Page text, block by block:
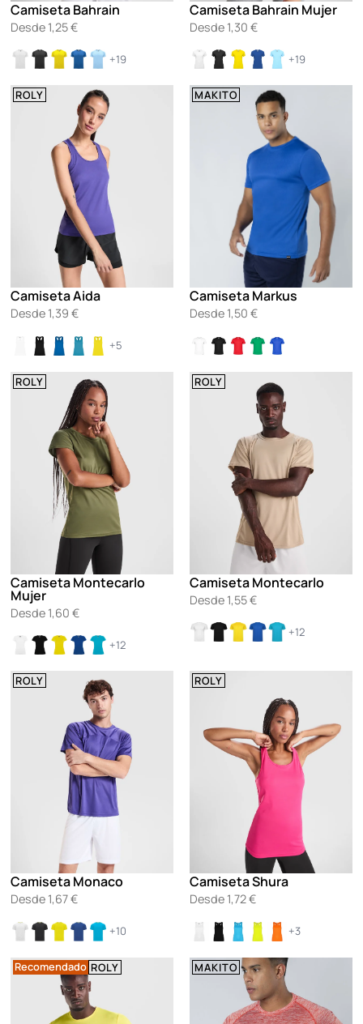
Camiseta Bahrain
Desde 1,25€
+19
Camiseta Bahrain Mujer
Desde 1,30 €
+19
ROLY
Camiseta Aida
Desde 1,39€
+5
MAKITO
Camiseta Markus
Desde 1,50 €
ROLY
Camiseta Montecarlo
Mujer
Desde 1,60€
+12
ROLY
Camiseta Montecarlo
Desde 1,55€
+12
ROLY
Camiseta Monaco
Desde 1,67€
+10
ROLY
Camiseta Shura
Desde 1,72€
+3
Recomendado ROLY MAKITO